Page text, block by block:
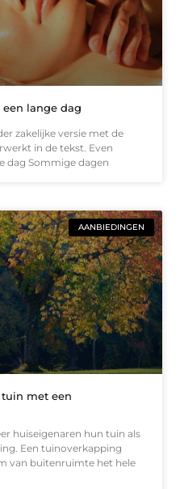
lange dag
zakelijke versie met de
in de tekst. Even
dag Sommige dagen
AANBIEDINGEN
met een
huiseigenaren hun tuin als
Een tuinoverkapping
van buitenruimte het hele